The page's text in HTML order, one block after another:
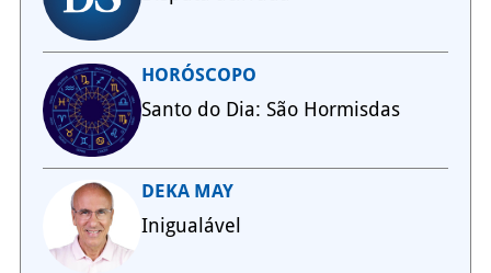
HORÓSCOPO
Santo do Dia: São Hormisdas
DEKA MAY
Inigualável